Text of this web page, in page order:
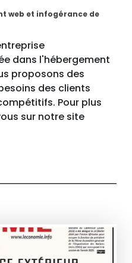
web et infogérance de
dans l'hébergement
proposons des
des clients
Pour plus
sur notre site